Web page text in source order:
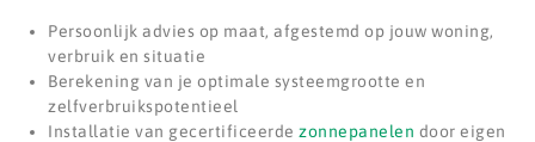
Persoonlijk advies op maat, afgestemd op jouw woning,
verbruik en situatie
Berekening van je optimale systeemgrootte en
zelfverbruikspotentieel
Installatie van gecertificeerde zonnepanelen door eigen